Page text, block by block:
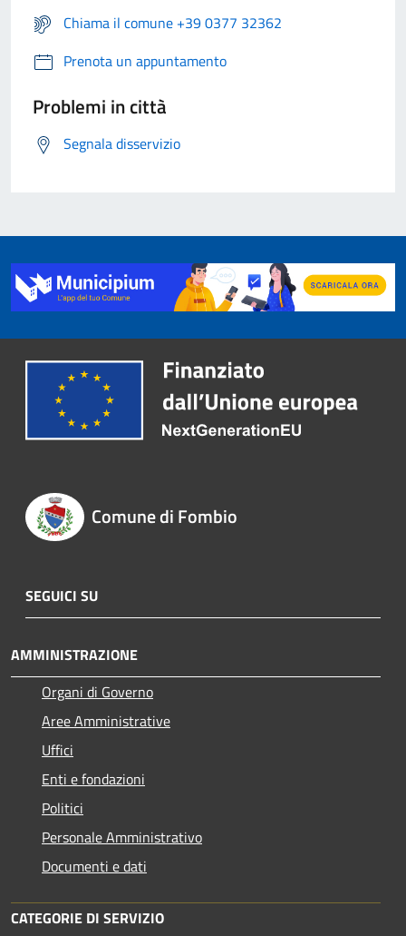
Chiama il comune +39 0377 32362
Prenota un appuntamento
Problemi in città
Segnala disservizio
Comune di Fombio
SEGUICI SU
AMMINISTRAZIONE
Organi di Governo
Aree Amministrative
Uffici
Enti e fondazioni
Politici
Personale Amministrativo
Documenti e dati
CATEGORIE DI SERVIZIO